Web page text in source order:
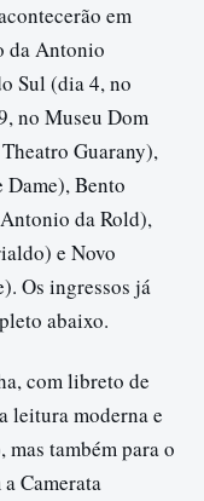
em
da Antonio
Sul (dia 4, no
no Museu Dom
Guarany),
Dame), Bento
da Rold),
e Novo
Os ingressos já
abaixo.
com libreto de
leitura moderna e
também para o
Camerata